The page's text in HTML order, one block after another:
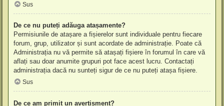
Sus
De ce nu puteți adăuga atașamente?
Permisiunile de atașare a fișierelor sunt individuale pentru fiecare
forum, grup, utilizator și sunt acordate de administrație. Poate că
Administrația nu vă permite să atașați fișiere în forumul în care vă
aflați sau doar anumite grupuri pot face acest lucru. Contactați
administrația dacă nu sunteți sigur de ce nu puteți atașa fișiere.
Sus
De ce am primit un avertisment?